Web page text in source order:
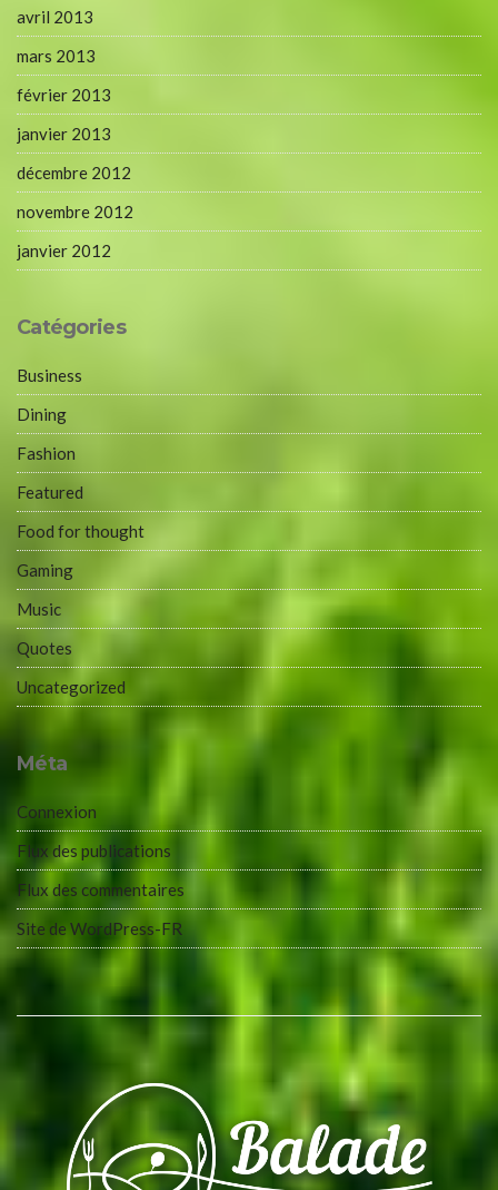
avril 2013
mars 2013
février 2013
janvier 2013
décembre 2012
novembre 2012
janvier 2012
Catégories
Business
Dining
Fashion
Featured
Food for thought
Gaming
Music
Quotes
Uncategorized
Méta
Connexion
Flux des publications
Flux des commentaires
Site de WordPress-FR